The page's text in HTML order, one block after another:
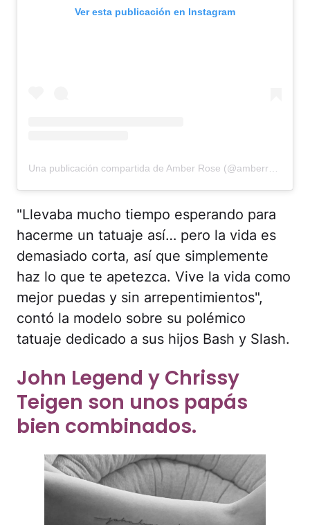
Ver esta publicación en Instagram
Una publicación compartida de Amber Rose (@amberrose)
"Llevaba mucho tiempo esperando para
hacerme un tatuaje así… pero la vida es
demasiado corta, así que simplemente
haz lo que te apetezca. Vive la vida como
mejor puedas y sin arrepentimientos",
contó la modelo sobre su polémico
tatuaje dedicado a sus hijos Bash y Slash.
John Legend y Chrissy
Teigen son unos papás
bien combinados.